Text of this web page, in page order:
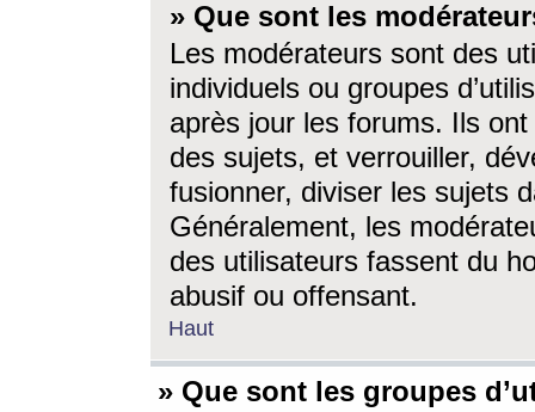
» Que sont les
Les modérateurs sont des
individuels ou groupes
après jour les forums. Ils ont
des sujets, et verrouiller,
fusionner, diviser les sujets
Généralement, les
des utilisateurs fassent du
abusif ou offensant.
Haut
» Que sont les groupes